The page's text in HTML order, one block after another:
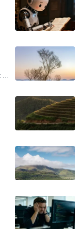
社区支持
，面向AI智能体
展
至54
示优化过拟合